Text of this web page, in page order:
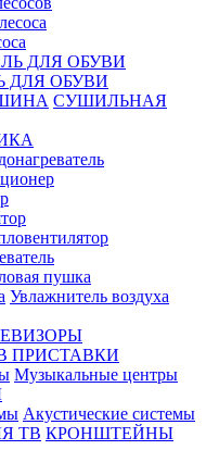
ДЛЯ ОБУВИ
СУШИЛЬНАЯ
пушка
Увлажнитель воздуха
ПРИСТАВКИ
Музыкальные центры
Акустические системы
КРОНШТЕЙНЫ